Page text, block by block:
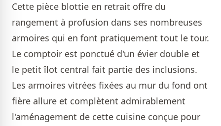
Cette pièce blottie en retrait offre du
rangement à profusion dans ses nombreuses
armoires qui en font pratiquement tout le tour.
Le comptoir est ponctué d'un évier double et
le petit îlot central fait partie des inclusions.
Les armoires vitrées fixées au mur du fond ont
fière allure et complètent admirablement
l'aménagement de cette cuisine conçue pour